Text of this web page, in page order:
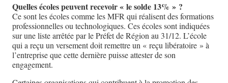
Quelles écoles peuvent recevoir « le solde 13% » ?
Ce sont les écoles comme les MFR qui réalisent des formations
professionnelles ou technologiques. Ces écoles sont indiquées
sur une liste arrêtée par le Préfet de Région au 31/12. L’école
qui a reçu un versement doit remettre un « reçu libératoire » à
l’entreprise que cette dernière puisse attester de son
engagement.